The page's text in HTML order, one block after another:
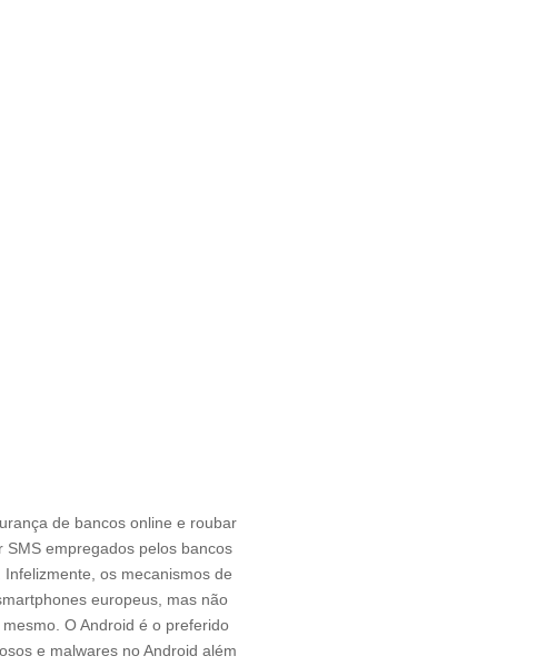
de bancos online e roubar
empregados pelos bancos
os mecanismos de
europeus, mas não
O Android é o preferido
e malwares no Android além